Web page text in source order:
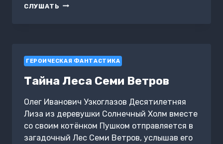
СЛУШАТЬ ТРИО
ГЕРОИЧЕСКАЯ ФАНТАСТИКА
Тайна Леса Семи Ветров
Олег Иванович Узкоглазов Десятилетняя
Лиза из деревушки Солнечный Холм вместе
со своим котёнком Пушком отправляется в
загадочный Лес Семи Ветров, услышав его